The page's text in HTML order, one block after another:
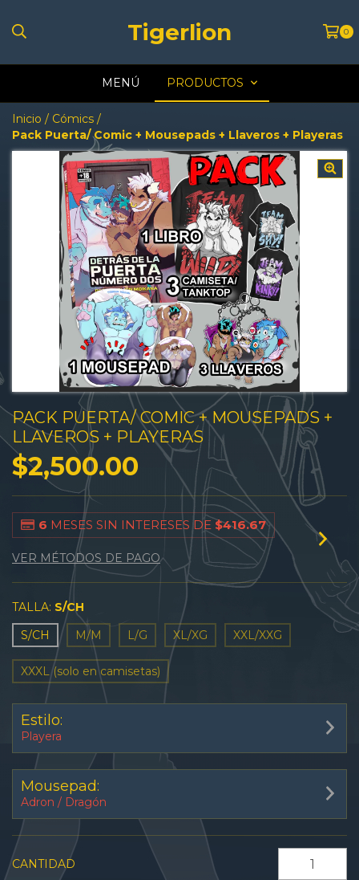
Tigerlion 0
MENÚ PRODUCTOS
Inicio / Cómics /
Pack Puerta/ Comic + Mousepads + Llaveros + Playeras
PACK PUERTA/ COMIC + MOUSEPADS +
LLAVEROS + PLAYERAS
$2,500.00
6 MESES SIN INTERESES DE $416.67
VER MÉTODOS DE PAGO
TALLA: S/CH
S/CH
M/M L/G XL/XG XXL/XXG
XXXL (solo en camisetas)
Estilo:
Playera
Mousepad:
Adron / Dragón
CANTIDAD